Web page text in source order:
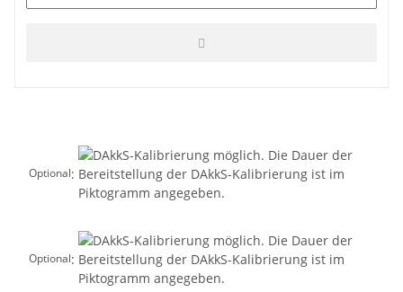
Optional:
Optional: